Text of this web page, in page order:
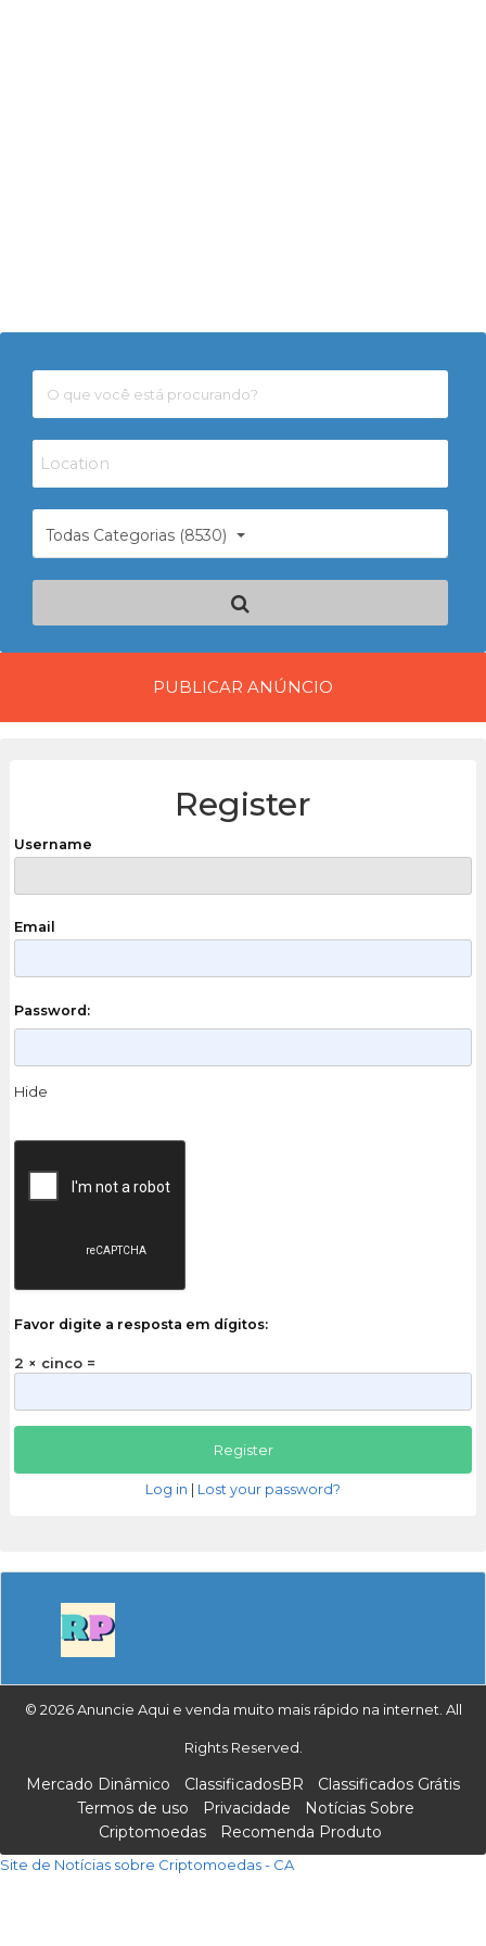
Todas Categorias (8530)
PUBLICAR ANÚNCIO
Register
Username
Email
Password:
Hide
Favor digite a resposta em dígitos:
2 × cinco =
Log in Lost your password?
© 2026 Anuncie Aqui e venda muito mais rápido na internet. All
Rights Reserved.
Mercado Dinâmico ClassificadosBR
Classificados Grátis
Termos de uso
Privacidade
Notícias Sobre
Criptomoedas
Recomenda Produto
Site de Notícias sobre Criptomoedas - CA